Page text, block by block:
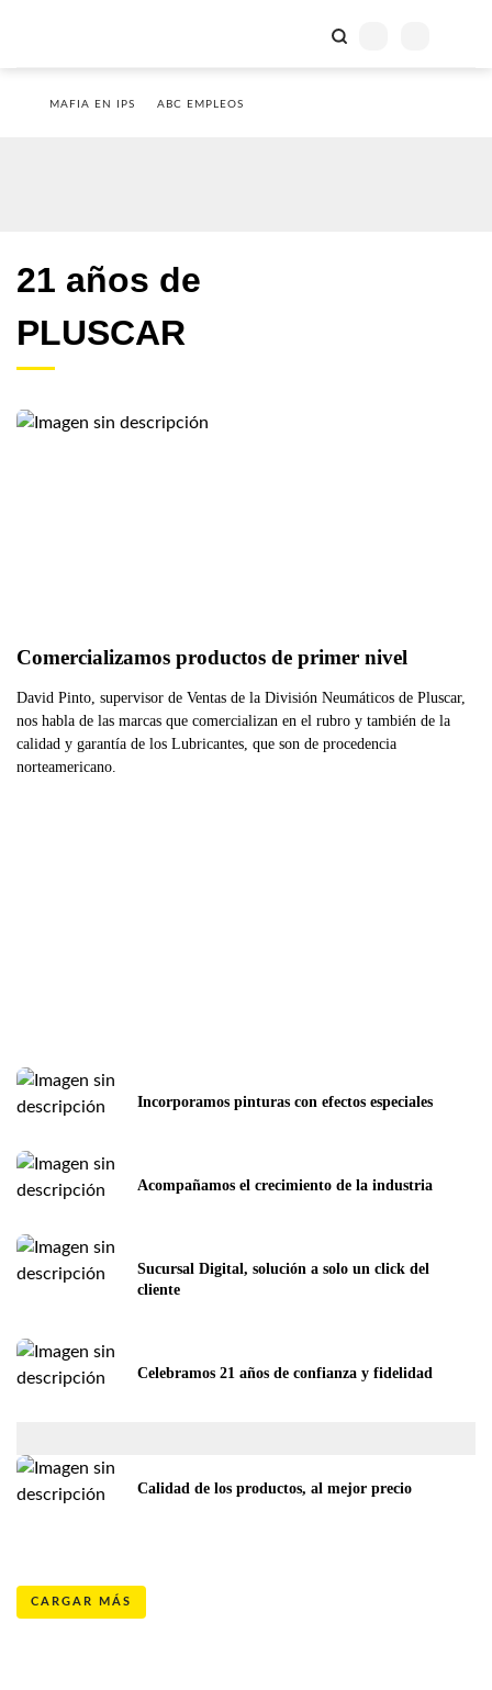
MAFIA EN IPS ABC EMPLEOS
21 años de
PLUSCAR
Comercializamos productos de primer nivel
David Pinto, supervisor de Ventas de la División Neumáticos de Pluscar,
nos habla de las marcas que comercializan en el rubro y también de la
calidad y garantía de los Lubricantes, que son de procedencia
norteamericano.
Incorporamos pinturas con efectos especiales
Acompañamos el crecimiento de la industria
Sucursal Digital, solución a solo un click del
cliente
Celebramos 21 años de confianza y fidelidad
Calidad de los productos, al mejor precio
CARGAR MÁS